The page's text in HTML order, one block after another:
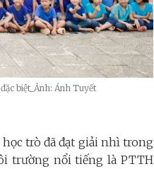
biệt_Ảnh: Ánh Tuyết
trò đã đạt giải nhì trong
trường nổi tiếng là PTTH